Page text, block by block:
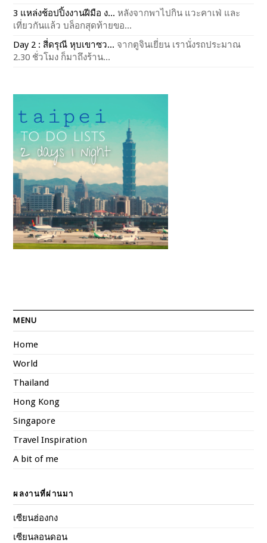
3 แหล่งช้อปปิ้งงานฝีมือ ง... หลังจากพาไปกิน แวะคาเฟ่ และ
เที่ยวกันแล้ว บล็อกสุดท้ายขอ...
Day 2 : สี่ดรุณี หุบเขาซว... จากตูจินเยี่ยน เรานั่งรถประมาณ
2.30 ชั่วโมง ก็มาถึงร้าน...
MENU
Home
World
Thailand
Hong Kong
Singapore
Travel Inspiration
A bit of me
ผลงานที่ผ่านมา
เซียนฮ่องกง
เซียนลอนดอน